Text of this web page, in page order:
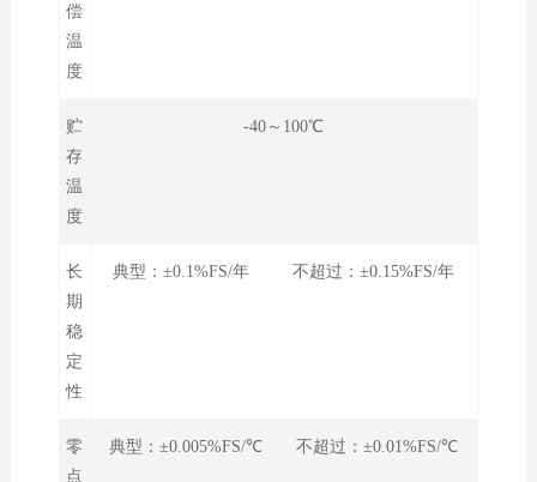
偿
温
度
贮
存
温
度
-40～100℃
长
期
稳
定
性
典型：±0.1%FS/年 不超过：±0.15%FS/年
零
点
典型：±0.005%FS/℃ 不超过：±0.01%FS/℃